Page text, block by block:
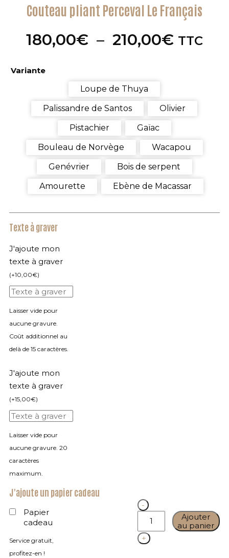
Couteau pliant Perceval Le Français
180,00€ – 210,00€Plage
TTC
Variante
Loupe de Thuya
Palissandre de Santos
Olivier
Pistachier
Gaïac
Bouleau de Norvège
Wacapou
Genévrier
Bois de serpent
Amourette
Ebène de Macassar
Texte à graver
J'ajoute mon
texte à graver
(+10,00€)
Laisser vide pour
aucune gravure.
Coût additionnel au
delà de 15 caractères.
J'ajoute mon
texte à graver
(+15,00€)
Laisser vide pour
aucune gravure. 20
caractères
maximum.
J'ajoute un papier cadeau
Papier
cadeau
Service gratuit,
profitez-en !
Quantity
Ajouter
au panier